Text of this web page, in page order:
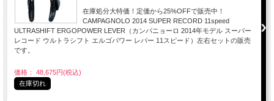
在庫処分大特価！定価から25%OFFで販売中！
CAMPAGNOLO 2014 SUPER RECORD 11speed
ULTRASHIFT ERGOPOWER LEVER（カンパニョーロ 2014年モデル スーパー
レコード ウルトラシフト エルゴパワー レバー 11スピード）左右セットの販売
です。
価格： 48,675円(税込)
在庫切れ